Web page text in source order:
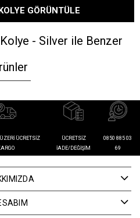
GÖRÜNTÜLE
- Silver ile Benzer
ÜCRETSIZ
ÜCRETSIZ
İADE/DEĞIŞIM
0850 885 03
69